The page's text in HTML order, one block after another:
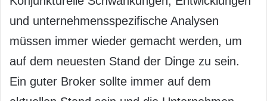
und unternehmensspezifische Analysen
müssen immer wieder gemacht werden, um
auf dem neuesten Stand der Dinge zu sein.
Ein guter Broker sollte immer auf dem